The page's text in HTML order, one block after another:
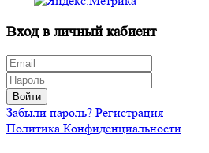
Вход в личный кабиент
Войти
Забыли пароль? Регистрация
Политика Конфиденциальности